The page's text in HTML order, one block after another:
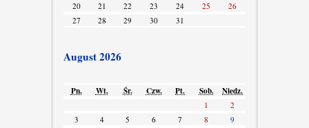
20
21 22 23 24 25
26
27
28 29 30 31
August 2026
Pn. Wt. Śr. Czw. Pt. Sob. Niedz.
1
2
3
4 5 6 7 8
9